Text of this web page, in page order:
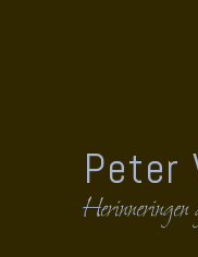
Peter
Herinneringen